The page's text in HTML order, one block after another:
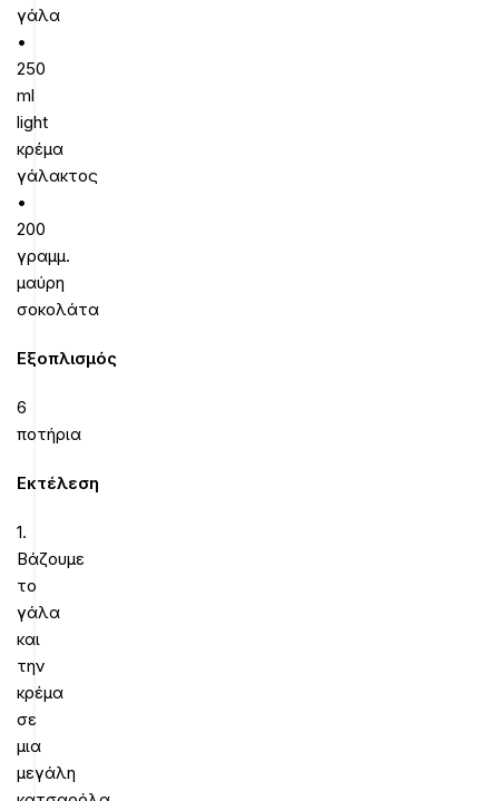
γάλα
•
250
ml
light
κρέμα
γάλακτος
•
200
γραμμ.
μαύρη
σοκολάτα
Εξοπλισμός
6
ποτήρια
Εκτέλεση
1.
Βάζουμε
το
γάλα
και
την
κρέμα
σε
μια
μεγάλη